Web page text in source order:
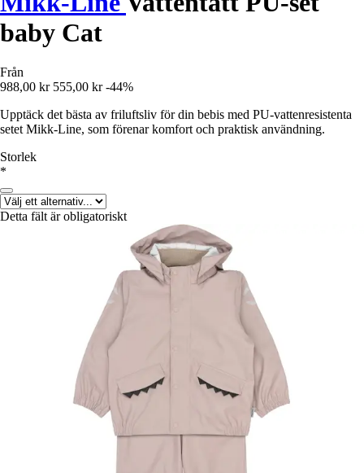
baby Cat
Från
988,00 kr 555,00 kr -44%
Upptäck det bästa av friluftsliv för din bebis med PU-vattenresistenta
setet Mikk-Line, som förenar komfort och praktisk användning.
Storlek
*
Detta fält är obligatoriskt